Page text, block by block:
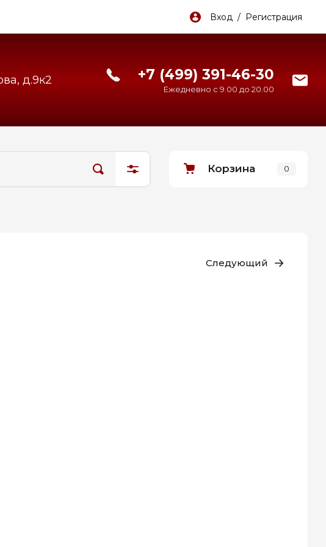
Вход / Регистрация
д.9к2 +7 (499) 391-46-30
Ежедневно с 9.00 до 20.00
Корзина 0
Следующий